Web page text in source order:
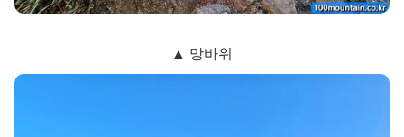
▲ 망바위